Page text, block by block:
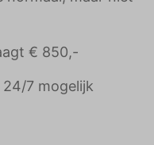
€ 850,-
7 mogelijk